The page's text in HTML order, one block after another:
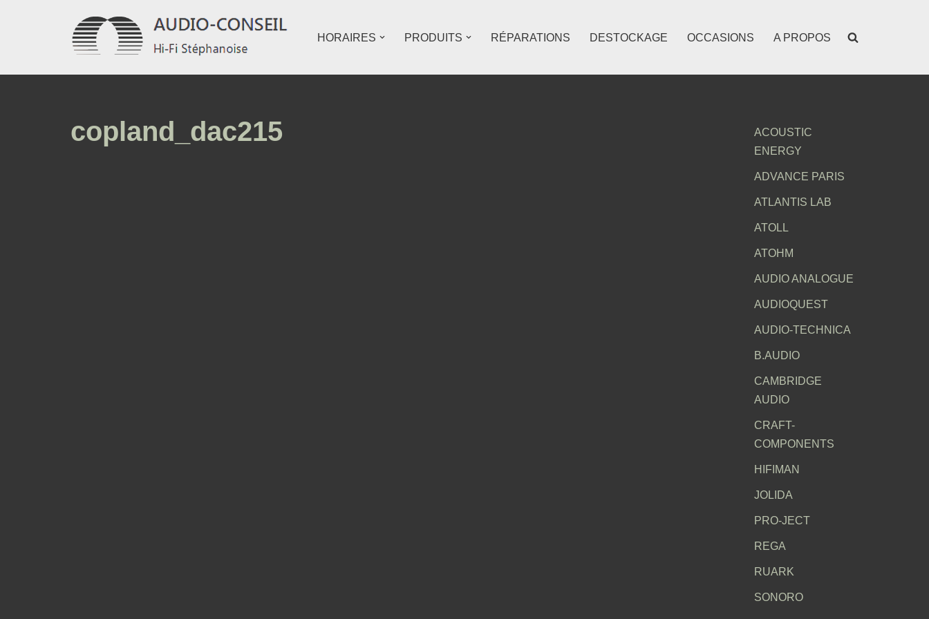
contenu
HORAIRES PRODUITS RÉPARATIONS DESTOCKAGE OCCASIONS A PROPOS
copland_dac215
ACOUSTIC
ENERGY
ADVANCE PARIS
ATLANTIS LAB
ATOLL
ATOHM
AUDIO ANALOGUE
AUDIOQUEST
AUDIO-TECHNICA
B.AUDIO
CAMBRIDGE
AUDIO
CRAFT-
COMPONENTS
HIFIMAN
JOLIDA
PRO-JECT
REGA
RUARK
SONORO